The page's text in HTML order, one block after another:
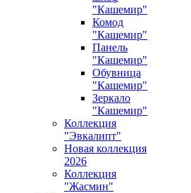
"Кашемир"
Комод
"Кашемир"
Панель
"Кашемир"
Обувница
"Кашемир"
Зеркало
"Кашемир"
Коллекция
"Эвкалипт"
Новая коллекция
2026
Коллекция
"Жасмин"